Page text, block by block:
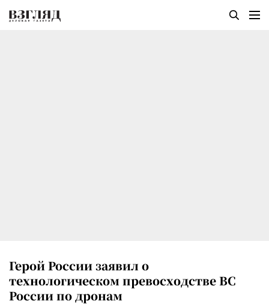
Герой России заявил о
технологическом превосходстве ВС
России по дронам